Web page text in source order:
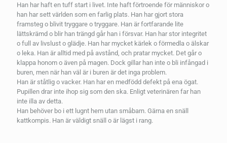
Han har haft en tuff start i livet. Inte haft förtroende för människor o
han har sett världen som en farlig plats. Han har gjort stora
framsteg o blivit tryggare o tryggare. Han är fortfarande lite
lättskrämd o blir han trängd går han i försvar. Han har stor integritet
o full av livslust o glädje. Han har mycket kärlek o förmedla o älskar
o leka. Han är alltid med på avstånd, och pratar mycket. Det går o
klappa honom o även på magen. Dock gillar han inte o bli infångad i
buren, men när han väl är i buren är det inga problem.
Han är ståtlig o vacker. Han har en medfödd defekt på ena ögat.
Pupillen drar inte ihop sig som den ska. Enligt veterinären far han
inte illa av detta.
Han behöver bo i ett lugnt hem utan småbarn. Gärna en snäll
kattkompis. Han är väldigt snäll o är lägst i rang.